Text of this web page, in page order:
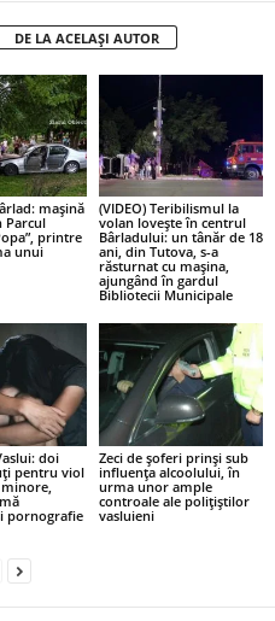
DE LA ACELAȘI AUTOR
mașină
Parcul
printre
unui
(VIDEO) Teribilismul la
volan lovește în centrul
Bârladului: un tânăr de 18
ani, din Tutova, s-a
răsturnat cu mașina,
ajungând în gardul
Bibliotecii Municipale
doi
pentru viol
pornografie
Zeci de șoferi prinși sub
influența alcoolului, în
urma unor ample
controale ale polițiștilor
vasluieni